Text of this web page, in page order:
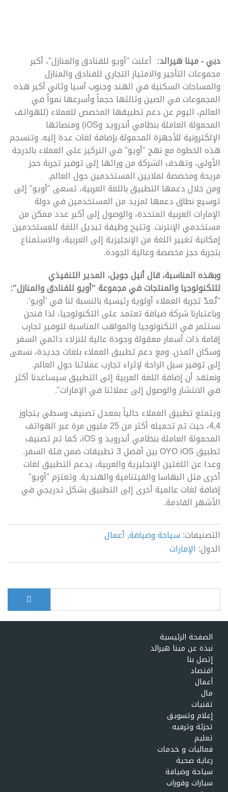
دبي - مينا هيرالد:
أعلنت "أويو للفنادق والمنازل"، أكبر
مجموعات التأجير والامتياز التجاري للفنادق والمنازل
والمساحات السكنية في الهند وجنوب آسيا وثاني أكبر هذه
المجموعات في الصين وثالثها حجماً وأسرعها نمواً في
العالم، اليوم عن دعم تطبيقها المخصص للعملاء (للهواتف
المحمولة العاملة بنظامي أندرويد وiOS) ومنصاتها
الإلكترونية للأجهزة المحمولة بإضافة لغات عدة إليه. وتنسجم
هذه الخطوة مع نهج "أويو" في التركيز على العملاء بالدرجة
الأولى، وتهدف الشركة من ورائها إلى توفير تجربة حجز
مريحة ومخصصة لملايين المستخدمين حول العالم.
ومن خلال دعمها التطبيق باللغة العربية، تسعى "أويو" إلى
توسيع نطاق دعمها لمزيد من المستخدمين في دولة
الإمارات العربية المتحدة، والوصول إلى أكبر عدد ممكن من
مستخدمي الإنترنت. وتتيح وظيفة تبديل اللغة للمستخدمين
إمكانية تغيير اللغة من الإنجليزية إلى العربية، والاستمتاع
بتجربة حجز مخصصة وعالية الجودة.
وبهذه المناسبة، قال أنيل جويل، المدير التنفيذي
للتكنولوجيا والمنتجات في مجموعة "أويو للفنادق والمنازل":
"تُعدّ تجربة العملاء أولوية رئيسية بالنسبة لنا في ’أويو‘.
وباعتبارنا شركة ضيافة تعتمد على التكنولوجيا، لذا فنحن
نستثمر في التكنولوجيا والمواهب المناسبة لتوفير تجارب
إقامة ذات أسعار معقولة وجودة عالية للنزلاء دائمي السفر
وسكان المدن. ومع دعم تطبيق العملاء بلغات جديدة، نسعى
إلى توفير سبل الراحة لإثراء تجارب عملائنا حول العالم.
ونعتقد أن إضافة اللغة العربية إلى التطبيق سيساعدنا أكثر
في الانتشار والوصول إلى عملائنا في الإمارات".
ويتمتع تطبيق العملاء حالياً بمعدل تصنيف وسطي يتجاوز
4,4، حيث تم تحميله أكثر من 25 مليون مرة عبر الهواتف
المحمولة العاملة بنظامي أندرويد و iOS، كما تم تصنيف
تطبيق OYO iOS بين أفضل 3 تطبيقات ضمن فئة السفر.
وعدا عن اللغتين الإنجليزية والعربية، يدعم التطبيق لغات
أخرى مثل البهاسا والفيتنامية والهندية. وتعتزم "أويو"
إضافة لغات عالمية أخرى إلى التطبيق بشكل تدريجي في
الأشهر القادمة.
التصنيفات:سياحة وضيافة,أعمال
الدول:الإمارات
Search form بحث
الصفحة الرئيسية
نبذة عن مينا هيرالد
إتصل بنا
اقتصاد
أعمال
مال
تقنيات
إعلام وتسويق
تجزئة وترفيه
تعليم
فعاليات و خدمات
رعاية صحية
سياحة وضيافة
سيارات وقوراب